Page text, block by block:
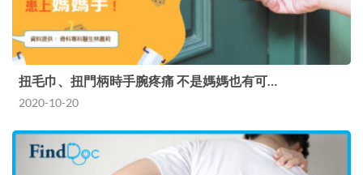
扭毛巾、扭門柄時手腕疼痛 不是媽媽也有可…
2020-10-20